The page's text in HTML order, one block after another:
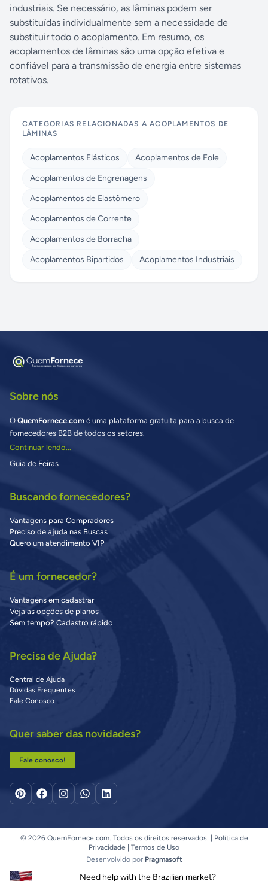
industriais. Se necessário, as lâminas podem ser
substituídas individualmente sem a necessidade de
substituir todo o acoplamento. Em resumo, os
acoplamentos de lâminas são uma opção efetiva e
confiável para a transmissão de energia entre sistemas
rotativos.
CATEGORIAS RELACIONADAS AACOPLAMENTOS DE
LÂMINAS
Acoplamentos Elásticos
Acoplamentos de Fole
Acoplamentos de Engrenagens
Acoplamentos de Elastômero
Acoplamentos de Corrente
Acoplamentos de Borracha
Acoplamentos Bipartidos
Acoplamentos Industriais
Sobre nós
O QuemFornece.com é uma plataforma gratuita para a busca de
fornecedores B2B de todos os setores.
Continuar lendo...
Guia de Feiras
Buscando fornecedores?
Vantagens para Compradores
Preciso de ajuda nas Buscas
Quero um atendimento VIP
É um fornecedor?
Vantagens em cadastrar
Veja as opções de planos
Sem tempo? Cadastro rápido
Precisa de Ajuda?
Central de Ajuda
Dúvidas Frequentes
Fale Conosco
Quer saber das novidades?
Fale conosco!
© 2026 QuemFornece.com. Todos os direitos reservados. |
Política de
Privacidade
Termos de Uso
Desenvolvido por Pragmasoft
Need help with the Brazilian market?